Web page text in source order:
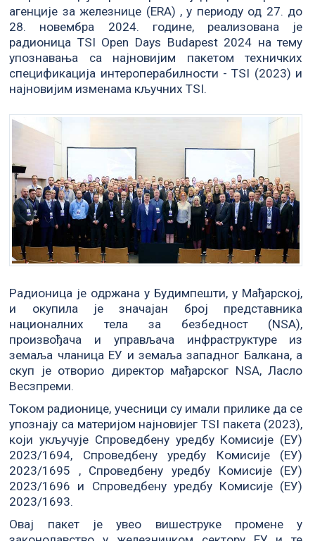
агенције за железнице (ERA) , у периоду од 27. до
28. новембра 2024. године, реализована је
радионица TSI Open Days Budapest 2024 на тему
упознавања са најновијим пакетом техничких
спецификација интероперабилности - TSI (2023) и
најновијим изменама кључних TSI.
Радионица је одржана у Будимпешти, у Мађарској,
и окупила је значајан број представника
националних тела за безбедност (NSA),
произвођача и управљача инфраструктуре из
земаља чланица ЕУ и земаља западног Балкана, а
скуп је отворио директор мађарског NSA, Ласло
Весзпреми.
Током радионице, учесници су имали прилике да се
упознају са материјом најновијег TSI пакета (2023),
који укључује Спроведбену уредбу Комисије (ЕУ)
2023/1694, Спроведбену уредбу Комисије (ЕУ)
2023/1695 , Спроведбену уредбу Комисије (ЕУ)
2023/1696 и Спроведбену уредбу Комисије (ЕУ)
2023/1693.
Овај пакет је увео вишеструке промене у